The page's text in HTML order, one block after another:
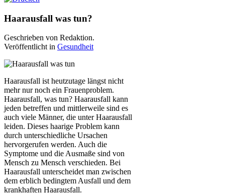
Haarausfall was tun?
Geschrieben von Redaktion.
Veröffentlicht in Gesundheit
Haarausfall ist heutzutage längst nicht
mehr nur noch ein Frauenproblem.
Haarausfall, was tun? Haarausfall kann
jeden betreffen und mittlerweile sind es
auch viele Männer, die unter Haarausfall
leiden. Dieses haarige Problem kann
durch unterschiedliche Ursachen
hervorgerufen werden. Auch die
Symptome und die Ausmaße sind von
Mensch zu Mensch verschieden. Bei
Haarausfall unterscheidet man zwischen
dem erblich bedingtem Ausfall und dem
krankhaften Haarausfall.